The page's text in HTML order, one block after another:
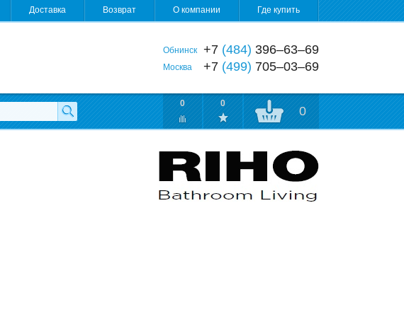
Доставка Возврат О компании Где купить
Обнинск +7 (484) 396‒63‒69
Москва +7 (499) 705‒03‒69
0 0
0